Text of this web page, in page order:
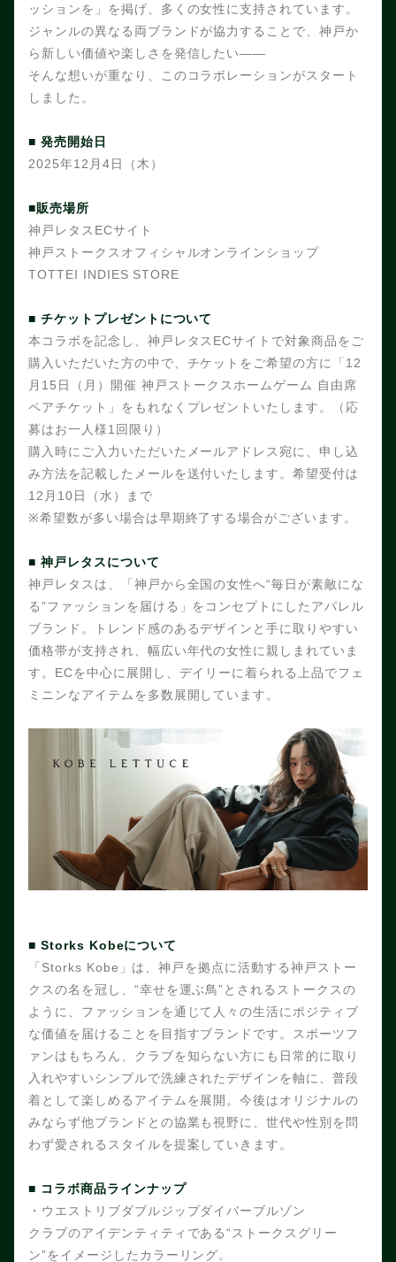
ッションを」を掲げ、多くの女性に支持されています。
ジャンルの異なる両ブランドが協力することで、神戸か
ら新しい価値や楽しさを発信したい――
そんな想いが重なり、このコラボレーションがスタート
しました。
■ 発売開始日
2025年12月4日（木）
■販売場所
神戸レタスECサイト
神戸ストークスオフィシャルオンラインショップ
TOTTEI INDIES STORE
■ チケットプレゼントについて
本コラボを記念し、神戸レタスECサイトで対象商品をご
購入いただいた方の中で、チケットをご希望の方に「12
月15日（月）開催 神戸ストークスホームゲーム 自由席
ペアチケット」をもれなくプレゼントいたします。（応
募はお一人様1回限り）
購入時にご入力いただいたメールアドレス宛に、申し込
み方法を記載したメールを送付いたします。希望受付は
12月10日（水）まで
※希望数が多い場合は早期終了する場合がございます。
■ 神戸レタスについて
神戸レタスは、「神戸から全国の女性へ“毎日が素敵にな
る”ファッションを届ける」をコンセプトにしたアパレル
ブランド。トレンド感のあるデザインと手に取りやすい
価格帯が支持され、幅広い年代の女性に親しまれていま
す。ECを中心に展開し、デイリーに着られる上品でフェ
ミニンなアイテムを多数展開しています。
■ Storks Kobeについて
「 Storks Kobe 」は、神戸を拠点に活動する神戸ストー
クスの名を冠し、“幸せを運ぶ鳥”とされるストークスの
ように、ファッションを通じて人々の生活にポジティブ
な価値を届けることを目指すブランドです。スポーツフ
ァンはもちろん、クラブを知らない方にも日常的に取り
入れやすいシンプルで洗練されたデザインを軸に、普段
着として楽しめるアイテムを展開。今後はオリジナルの
みならず他ブランドとの協業も視野に、世代や性別を問
わず愛されるスタイルを提案していきます。
■ コラボ商品ラインナップ
・ウエストリブダブルジップダイバーブルゾン
クラブのアイデンティティである“ストークスグリー
ン”をイメージしたカラーリング。